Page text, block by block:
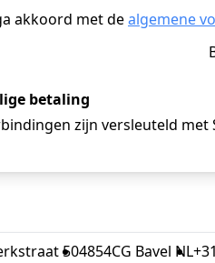
akkoord met dealgemene
betaling
zijn versleuteld met
504854CG Bavel NL